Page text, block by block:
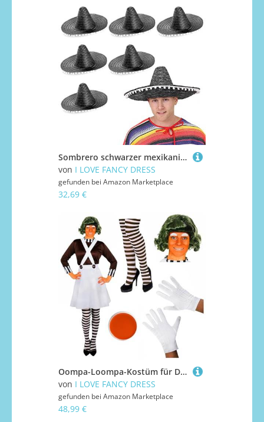
Sombrero schwarzer mexikanischer Hut für Herren und Damen, Accessoire für Kostüm, mit Bommeln am Rand, 6 Stück
von I LOVE FANCY DRESS
gefunden bei Amazon Marketplace
32,69 €
Oompa-Loompa-Kostüm für Damen (Figur aus „Charlie und die Schokoladenfabrik“), mit Perücke, Schminke und Augenbrauen; Verkleidung für eine Kostümparty, den Welttag des Buches oder die Buchwoche
von I LOVE FANCY DRESS
gefunden bei Amazon Marketplace
48,99 €